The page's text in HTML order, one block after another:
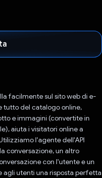
facilmente sul sito web di e-
tutto del catalogo online,
e immagini (convertite in
aiuta i visitatori online a
l'agente dell'API
conversazione, un altro
con l'utente e un
agli utenti una risposta perfetta